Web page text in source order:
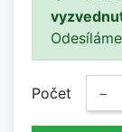
Počet −